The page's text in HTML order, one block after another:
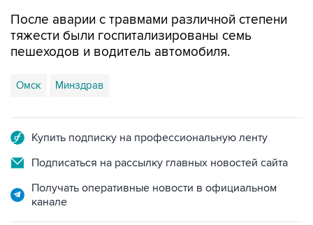
После аварии с травмами различной степени
тяжести были госпитализированы семь
пешеходов и водитель автомобиля.
Омск Минздрав
Купить подписку на профессиональную ленту
Подписаться на рассылку главных новостей сайта
Получать оперативные новости в официальном
канале